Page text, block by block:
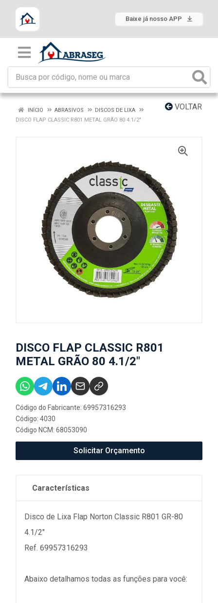
Baixe já nosso APP
VOLTAR
INÍCIO ABRASIVOS
DISCOS DE LIXA
DISCO FLAP CLASSIC R801 METAL GRÃO 80 4.1/2"
DISCO FLAP CLASSIC R801
METAL GRÃO 80 4.1/2"
Código do Fabricante: 69957316293
Código: 4030
Código NCM: 68053090
Solicitar Orçamento
Características
Disco de Lixa Flap Norton Classic R801 GR-80
4.1/2"
Ref. 69957316293
Abaixo detalhamos todas as funções para você: